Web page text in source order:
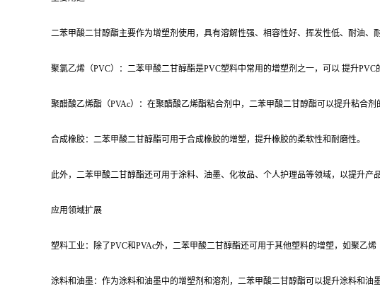
二苯甲酸二甘醇酯主要作为增塑剂使用，具有溶解性强、相容性好、挥发性低、耐油、
聚氯乙烯（PVC）：二苯甲酸二甘醇酯是PVC塑料中常用的增塑剂之一，可以 提升
聚醋酸乙烯酯（PVAc）：在聚醋酸乙烯酯粘合剂中，二苯甲酸二甘醇酯可以提升粘合剂
合成橡胶：二苯甲酸二甘醇酯可用于合成橡胶的增塑，提升橡胶的柔软性和耐磨性。
此外，二苯甲酸二甘醇酯还可用于涂料、油墨、化妆品、个人护理品等领域，以提升产
应用领域扩展
塑料工业：除了PVC和PVAc外，二苯甲酸二甘醇酯还可用于其他塑料的增塑，如聚乙烯
涂料和油墨：作为涂料和油墨中的增塑剂和溶剂，二苯甲酸二甘醇酯可以提升涂料和油